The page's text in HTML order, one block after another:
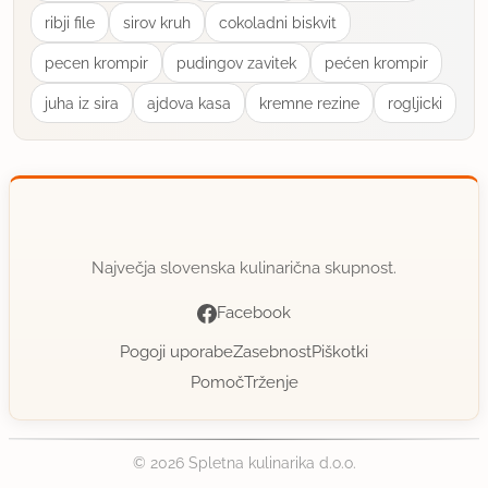
cvetka marjetka
član od 2002 3 sporočil
9.9.2002 ob 16:06
skuhala za take trenutke. :)
11 sporočil
7.8.2003 ob 13:04
ribji file sirov kruh cokoladni biskvit
pecen krompir pudingov zavitek pećen krompir
juha iz sira ajdova kasa kremne rezine rogljicki
Največja slovenska kulinarična skupnost.
Facebook
Pogoji uporabeZasebnostPiškotki
PomočTrženje
© 2026 Spletna kulinarika d.o.o.